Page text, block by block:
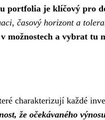
portfolia je klíčový pro
časový horizont a
možnostech a vybrat tu
charakterizují každé
že očekávaného